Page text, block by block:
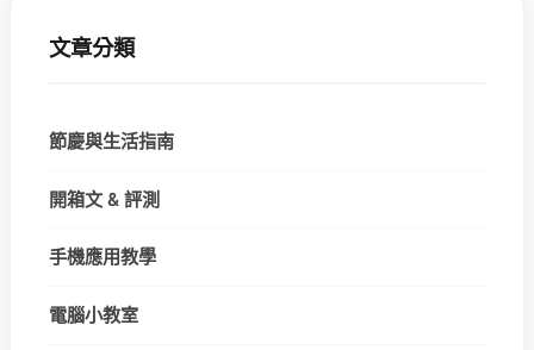
文章分類
節慶與生活指南
開箱文 & 評測
手機應用教學
電腦小教室